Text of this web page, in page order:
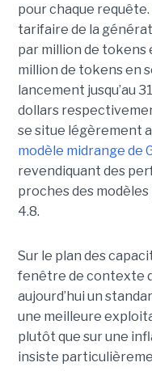
pour chaque
tarifaire de la
par million de tokens
million de tokens en
lancement jusqu’au
dollars
se situe légèrement
modèle midrange de
revendiquant des
proches des modèles
4.8.
Sur le plan des
fenêtre de contexte
aujourd’hui un
une meilleure
plutôt que sur une
insiste